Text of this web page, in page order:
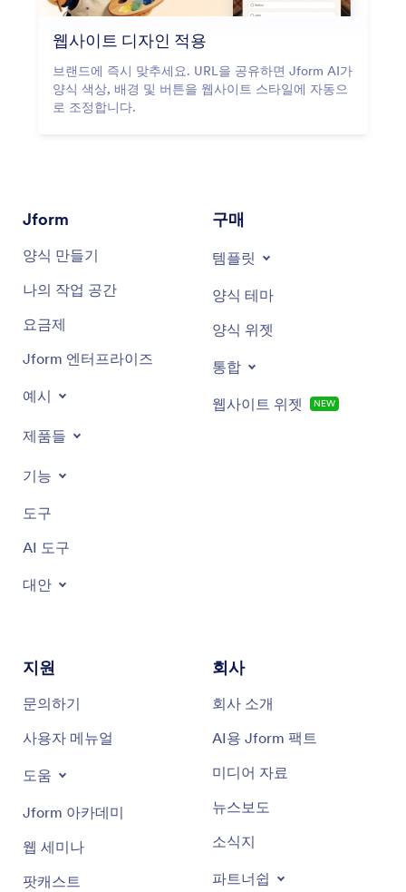
웹사이트 디자인 적용
브랜드에 즉시 맞추세요. URL을 공유하면 Jform AI가
양식 색상, 배경 및 버튼을 웹사이트 스타일에 자동으
로 조정합니다.
Jform
양식 만들기
나의 작업 공간
요금제
Jform 엔터프라이즈
예시
제품들
기능
도구
AI 도구
대안
구매
템플릿
양식 테마
양식 위젯
통합
웹사이트 위젯 NEW
지원
문의하기
사용자 메뉴얼
도움
Jform 아카데미
웹 세미나
팟캐스트
회사
회사 소개
AI용 Jform 팩트
미디어 자료
뉴스보도
소식지
파트너쉽